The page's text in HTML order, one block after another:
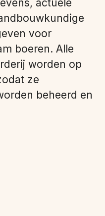
actuele
voor
boeren. Alle
worden op
ze
beheerd en